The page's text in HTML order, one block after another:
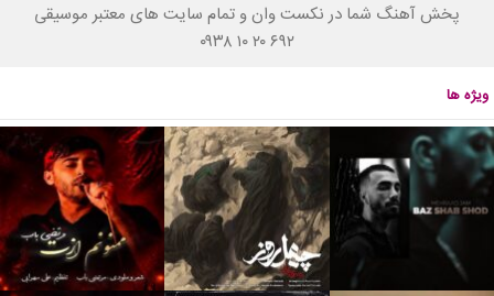
پخش آهنگ شما در نکست وان و تمام سایت های معتبر موسیقی
۰۹۳۸ ۱۰ ۲۰ ۶۹۲
ویژه ها